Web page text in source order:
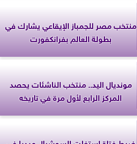
منتخب مصر للجمباز الإيقاعي يشارك في
بطولة العالم بفرانكفورت
مونديال اليد.. منتخب الناشئات يحصد
المركز الرابع لأول مرة في تاريخه